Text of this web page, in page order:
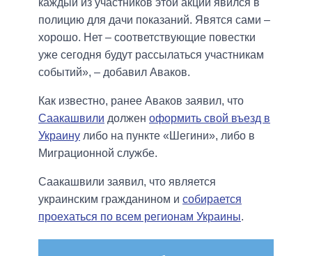
полицию для дачи показаний. Явятся сами –
хорошо. Нет – соответствующие повестки
уже сегодня будут рассылаться участникам
событий», – добавил Аваков.
Как известно, ранее Аваков заявил, что
Саакашвили должен оформить свой въезд в
Украину либо на пункте «Шегини», либо в
Миграционной службе.
Саакашвили заявил, что является
украинским гражданином и собирается
проехаться по всем регионам Украины.